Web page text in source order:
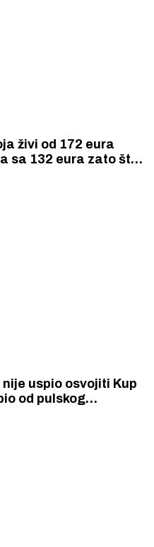
živi od 172 eura
sa 132 eura zato što
nije uspio osvojiti Kup
od pulskog
malonogometaša.